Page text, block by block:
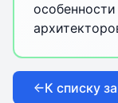
К списку